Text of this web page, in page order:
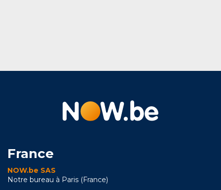
France
NOW.be SAS
Notre bureau à Paris (France)